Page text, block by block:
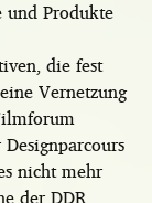
und Produkte
die fest
Vernetzung
nicht mehr